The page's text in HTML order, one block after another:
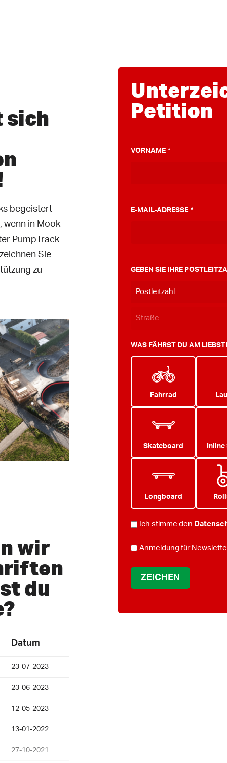
sich
begeistert
wenn in Mook
PumpTrack
Sie
zu
wir
du
Datum
23-07-2023
23-06-2023
12-05-2023
13-01-2022
27-10-2021
Petition
VORNAME *
E-MAIL-ADRESSE *
GEBEN SIE IHRE
WAS FÄHRST DU AM
Fahrrad
Skateboard
Longboard
DATENSCHUTZ
Ich stimme den
NEWSLETTER
Anmeldung für